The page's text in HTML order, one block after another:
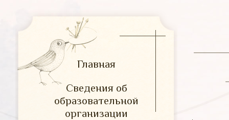
Главная
Сведения об
образовательной
организации